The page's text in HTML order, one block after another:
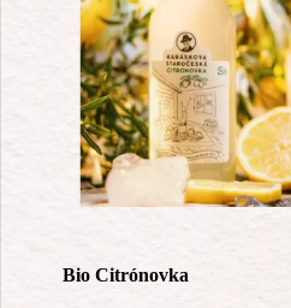
Bio Citrónovka